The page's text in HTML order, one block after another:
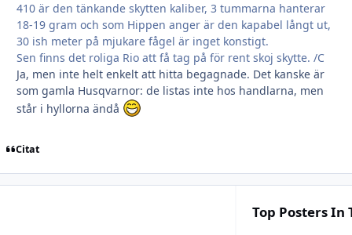
410 är den tänkande skytten kaliber, 3 tummarna hanterar
18-19 gram och som Hippen anger är den kapabel långt ut,
30 ish meter på mjukare fågel är inget konstigt.
Sen finns det roliga Rio att få tag på för rent skoj skytte. /C
Ja, men inte helt enkelt att hitta begagnade. Det kanske är
som gamla Husqvarnor: de listas inte hos handlarna, men
står i hyllorna ändå
Citat
Top Posters In